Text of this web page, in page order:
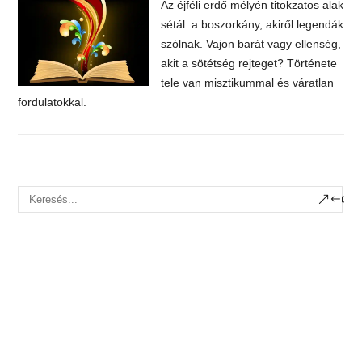
Az éjféli erdő mélyén titokzatos alak
sétál: a boszorkány, akiről legendák
szólnak. Vajon barát vagy ellenség,
akit a sötétség rejteget? Története
tele van misztikummal és váratlan
fordulatokkal.